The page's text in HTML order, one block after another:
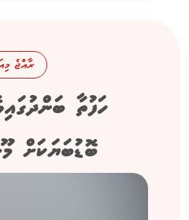
ރާއްޖެ
ހަފުތާ
ބޮޑުބަޔަކަށް